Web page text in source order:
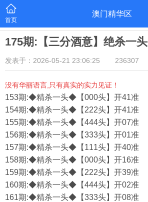
首页
澳门精华区
175期:【三分酒意】绝杀一头
发表于：2026-05-21 23:06:25 236307
没有华丽语言,只有真实的实力见证！
153期:◆精杀一头◆【000头】开41准
154期:◆精杀一头◆【222头】开41准
155期:◆精杀一头◆【444头】开07准
156期:◆精杀一头◆【333头】开01准
157期:◆精杀一头◆【111头】开40准
158期:◆精杀一头◆【000头】开16准
159期:◆精杀一头◆【222头】开39准
160期:◆精杀一头◆【444头】开02准
161期:◆精杀一头◆【333头】开08准